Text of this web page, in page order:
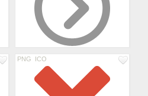
PNG ICO